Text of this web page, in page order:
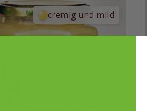
cremig und mild